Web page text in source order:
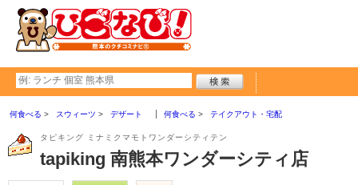
何食べる スウィーツ デザート 何食べる テイクアウト・宅配
タピキング ミナミクマモトワンダーシティテン
tapiking 南熊本ワンダーシティ店